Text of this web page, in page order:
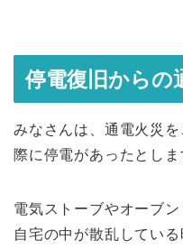
停電復旧からの
みなさんは、通電火災
際に停電があったとしま
電気ストーブやオーブ
自宅の中が散乱してい